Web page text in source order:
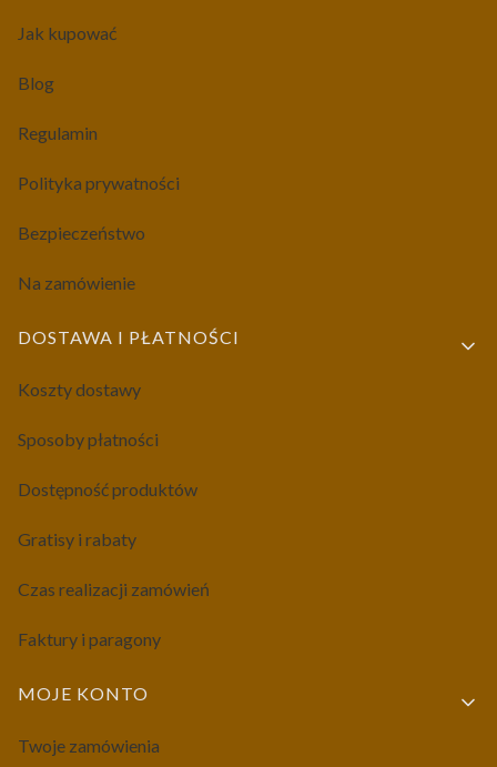
Jak kupować
Blog
Regulamin
Polityka prywatności
Bezpieczeństwo
Na zamówienie
DOSTAWA I PŁATNOŚCI
Koszty dostawy
Sposoby płatności
Dostępność produktów
Gratisy i rabaty
Czas realizacji zamówień
Faktury i paragony
MOJE KONTO
Twoje zamówienia